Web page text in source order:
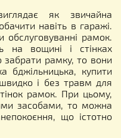
як звичайна
навіть в гаражі.
рамок.
на вощині і стінках
забрати рамку, то вони
бджільницька, купити
і без травм для
рамок. При цьому,
засобами, то можна
що істотно